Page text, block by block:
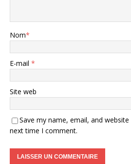
Nom*
E-mail *
Site web
Save my name, email, and
next time I comment.